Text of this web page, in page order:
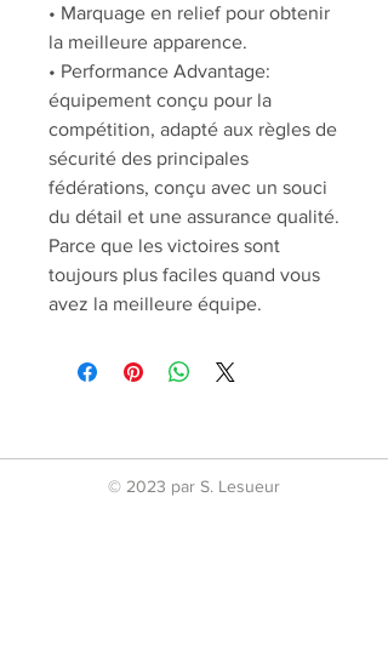
• Marquage en relief pour obtenir
la meilleure apparence.
• Performance Advantage:
équipement conçu pour la
compétition, adapté aux règles de
sécurité des principales
fédérations, conçu avec un souci
du détail et une assurance qualité.
Parce que les victoires sont
toujours plus faciles quand vous
avez la meilleure équipe.
© 2023 par S. Lesueur